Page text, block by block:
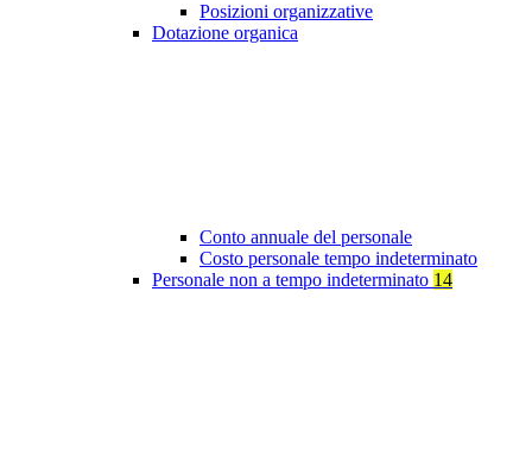
Posizioni organizzative
Dotazione organica
Conto annuale del personale
Costo personale tempo indeterminato
Personale non a tempo indeterminato 14